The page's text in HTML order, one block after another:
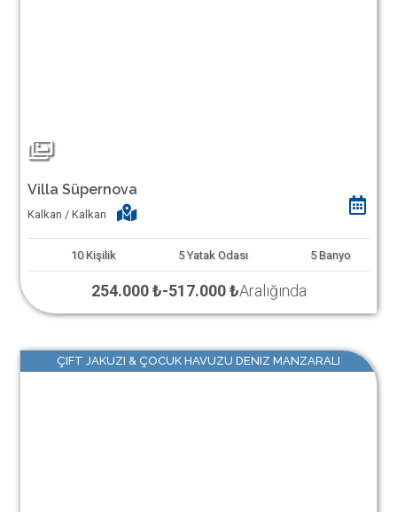
Villa Süpernova
Kalkan / Kalkan
10 Kişilik 5 Yatak Odası 5 Banyo
254.000 ₺-517.000 ₺Aralığında
ÇIFT JAKUZI & ÇOCUK HAVUZU DENIZ MANZARALI